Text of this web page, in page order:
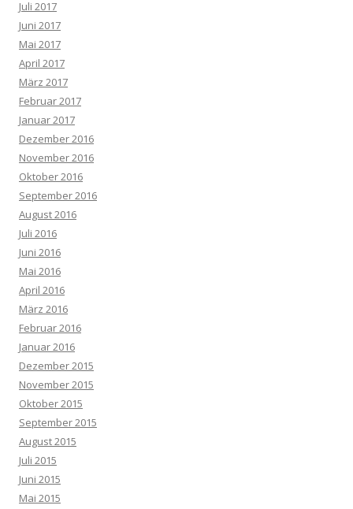
Juli 2017
Juni 2017
Mai 2017
April 2017
März 2017
Februar 2017
Januar 2017
Dezember 2016
November 2016
Oktober 2016
September 2016
August 2016
Juli 2016
Juni 2016
Mai 2016
April 2016
März 2016
Februar 2016
Januar 2016
Dezember 2015
November 2015
Oktober 2015
September 2015
August 2015
Juli 2015
Juni 2015
Mai 2015